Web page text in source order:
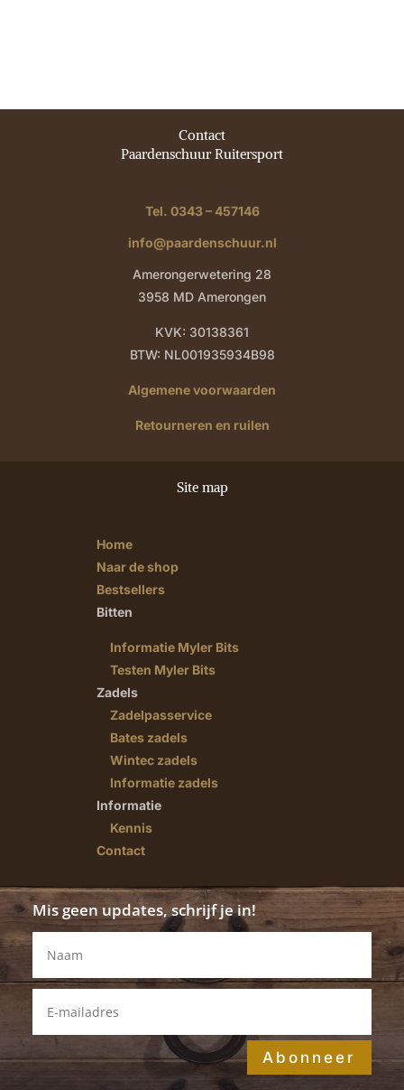
Contact
Paardenschuur Ruitersport
Tel. 0343 – 457146
info@paardenschuur.nl
Amerongerwetering 28
3958 MD Amerongen
KVK: 30138361
BTW: NL001935934B98
Algemene voorwaarden
Retourneren en ruilen
Site map
Home
Naar de shop
Bestsellers
Bitten
Informatie Myler Bits
Testen Myler Bits
Zadels
Zadelpasservice
Bates zadels
Wintec zadels
Informatie zadels
Informatie
Kennis
Contact
Mis geen updates, schrijf je in!
Abonneer